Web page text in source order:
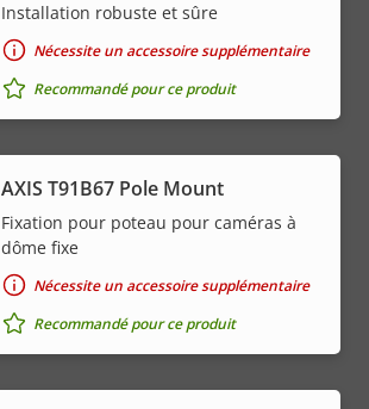
Installation robuste et sûre
Nécessite un accessoire supplémentaire
Recommandé pour ce produit
AXIS T91B67 Pole Mount
Fixation pour poteau pour caméras à
dôme fixe
Nécessite un accessoire supplémentaire
Recommandé pour ce produit